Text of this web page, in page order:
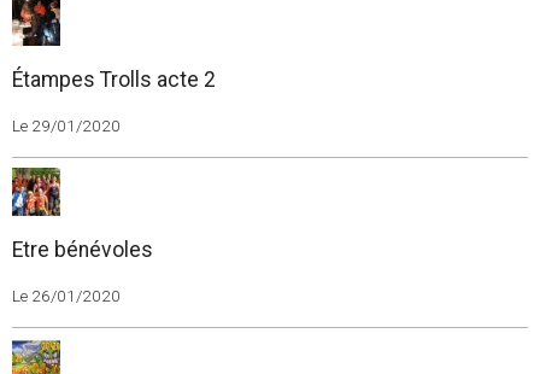
Étampes Trolls acte 2
Le 29/01/2020
Etre bénévoles
Le 26/01/2020